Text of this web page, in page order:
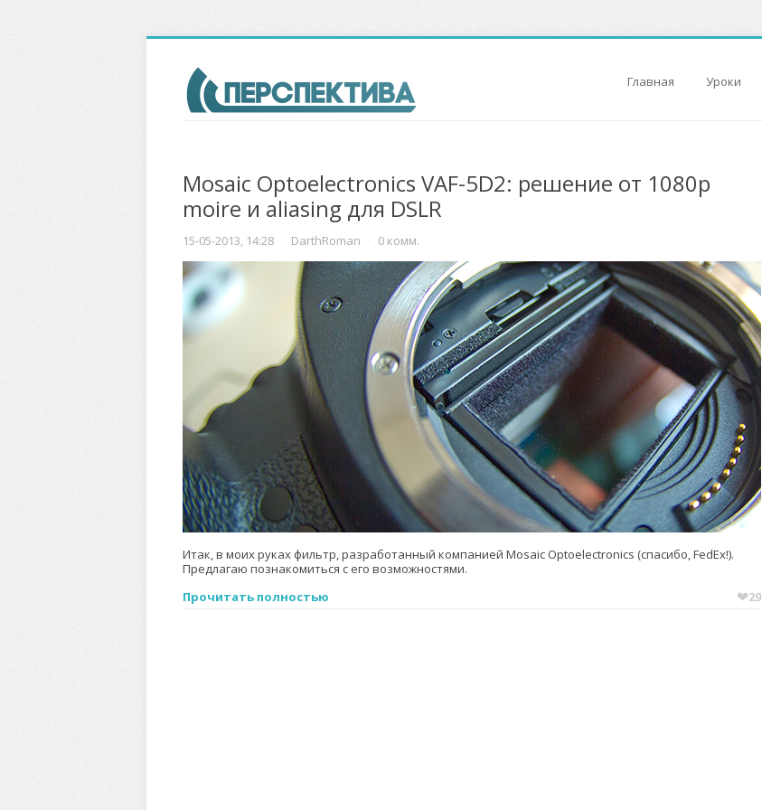
Главная Уроки
Mosaic Optoelectronics VAF-5D2: решение от 1080p
moire и aliasing для DSLR
15-05-2013, 14:28 · DarthRoman · 0 комм.
Итак, в моих руках фильтр, разработанный компанией Mosaic Optoelectronics (спасибо, FedEx!).
Предлагаю познакомиться с его возможностями.
Прочитать полностью
❤︎29